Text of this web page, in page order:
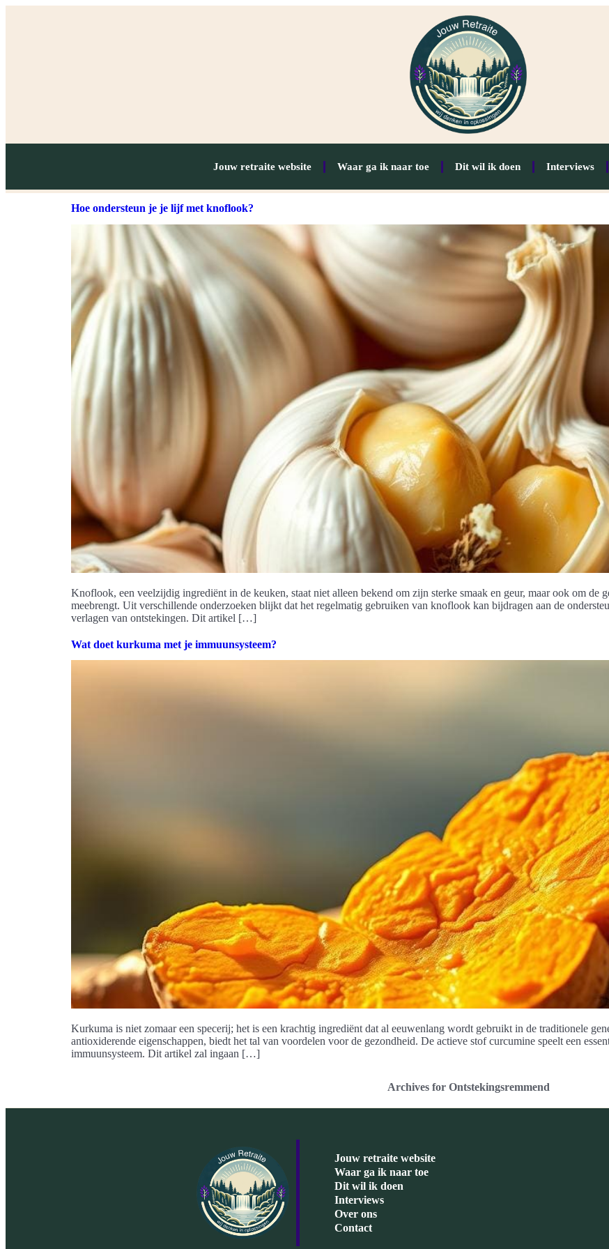
Jouw retraite website Waar ga ik naar toe Dit wil ik doen Interviews
Hoe ondersteun je je lijf met knoflook?
Knoflook, een veelzijdig ingrediënt in de keuken, staat niet alleen bekend om zijn sterke smaak en geur, maar ook om de
meebrengt. Uit verschillende onderzoeken blijkt dat het regelmatig gebruiken van knoflook kan bijdragen aan de
verlagen van ontstekingen. Dit artikel […]
Wat doet kurkuma met je immuunsysteem?
Kurkuma is niet zomaar een specerij; het is een krachtig ingrediënt dat al eeuwenlang wordt gebruikt in de traditionele
antioxiderende eigenschappen, biedt het tal van voordelen voor de gezondheid. De actieve stof curcumine speelt een
immuunsysteem. Dit artikel zal ingaan […]
Archives for Ontstekingsremmend
Jouw retraite website
Waar ga ik naar toe
Dit wil ik doen
Interviews
Over ons
Contact